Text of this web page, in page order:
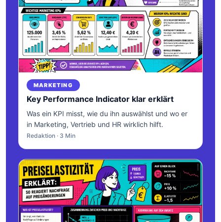
MARKETING
Key Performance Indicator klar erklärt
Was ein KPI misst, wie du ihn auswählst und wo er
in Marketing, Vertrieb und HR wirklich hilft.
Redaktion · 3 Min